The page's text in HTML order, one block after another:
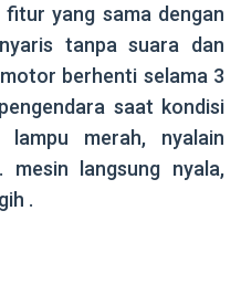
fitur yang sama dengan
tanpa suara dan
berhenti selama 3
saat kondisi
merah, nyalain
mesin langsung nyala,
.